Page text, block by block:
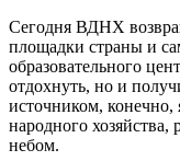
Сегодня ВДНХ
площадки страны и
образовательного
отдохнуть, но и
источником, конечно,
народного
небом.